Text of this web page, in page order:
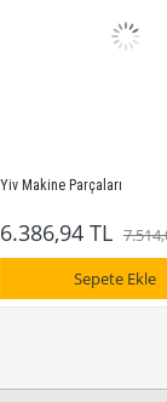
Parçaları
TL
7.514,05 TL
Sepete Ekle